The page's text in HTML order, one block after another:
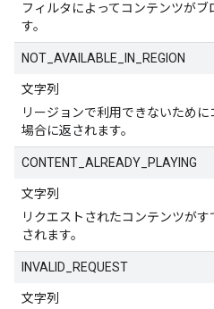
フィルタによってコンテンツが
す。
NOT_AVAILABLE_IN_REGION
文字列
リージョンで利用できないため
場合に返されます。
CONTENT_ALREADY_PLAYING
文字列
リクエストされたコンテンツが
されます。
INVALID_REQUEST
文字列